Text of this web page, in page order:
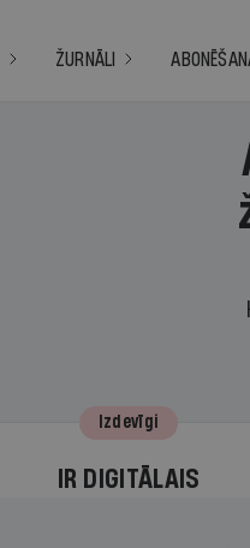
ŽURNĀLI
Izdevīgi
IR DIGITĀLAIS